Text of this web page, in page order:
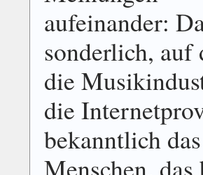
aufeinander:
sonderlich, auf
die
die
bekanntlich
Menschen,